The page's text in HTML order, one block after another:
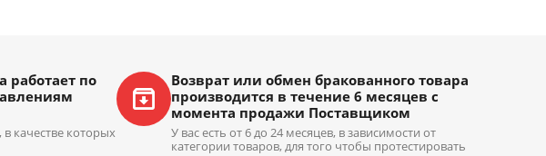
работает по
качестве которых
Возврат или обмен бракованного товара
производится в течение 6 месяцев с
момента продажи Поставщиком
У вас есть от 6 до 24 месяцев, в зависимости от
категории товаров, для того чтобы протестировать